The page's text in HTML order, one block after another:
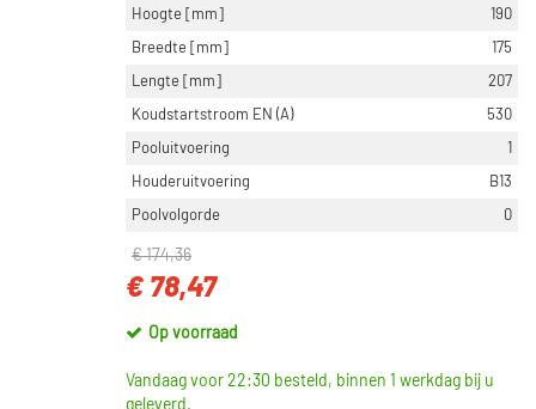
Hoogte [mm]
190
Breedte [mm]
175
Lengte [mm]
207
Koudstartstroom EN (A)
530
Pooluitvoering
1
Houderuitvoering
B13
Poolvolgorde
0
€ 174,36
€ 78,47
Op voorraad
Vandaag voor 22:30 besteld, binnen 1 werkdag bij u
geleverd.